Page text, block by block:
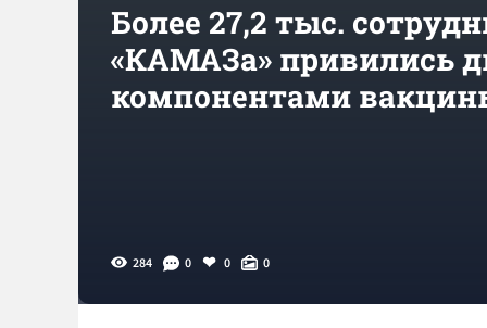
Более 27,2 тыс.
«КАМАЗа» привились
компонентами
284 0 0 0